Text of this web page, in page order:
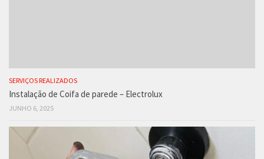
SERVIÇOS REALIZADOS
Instalação de Coifa de parede – Electrolux
JUNHO 6, 2025